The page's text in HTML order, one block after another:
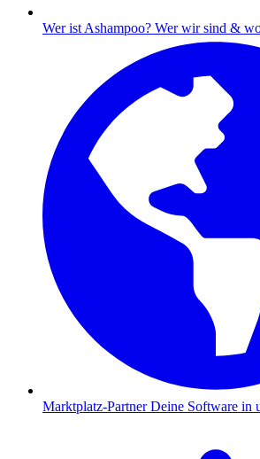
Wer ist Ashampoo? Wer wir sind &
Marktplatz-Partner Deine Software in